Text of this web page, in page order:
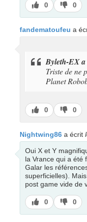
J’aime
0
J’aime
pas
0
fandematoufeu a
Byleth-EX
Triste de ne
Planet
J’aime
0
J’aime
pas
0
Nightwing86 a écrit
Oui X et Y
la Vrance qui a été
Galar les
superficielles).
post game vide de
J’aime
0
J’aime
pas
0